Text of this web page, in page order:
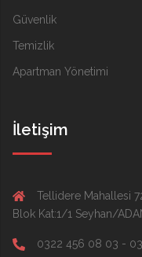
Güvenlik
Temizlik
Apartman Yönetimi
İletişim
Tellidere Mahallesi
Blok Kat:1/1 Seyhan/
0322 456 08 03 -